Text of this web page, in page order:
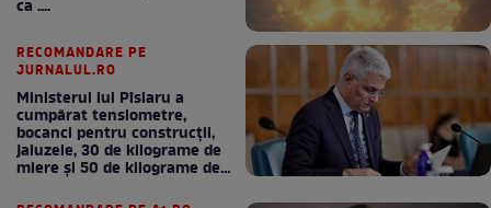
ca ....
RECOMANDARE PE
JURNALUL.RO
Ministerul lui Pîslaru a
cumpărat tensiometre,
bocanci pentru construcții,
jaluzele, 30 de kilograme de
miere și 50 de kilograme de